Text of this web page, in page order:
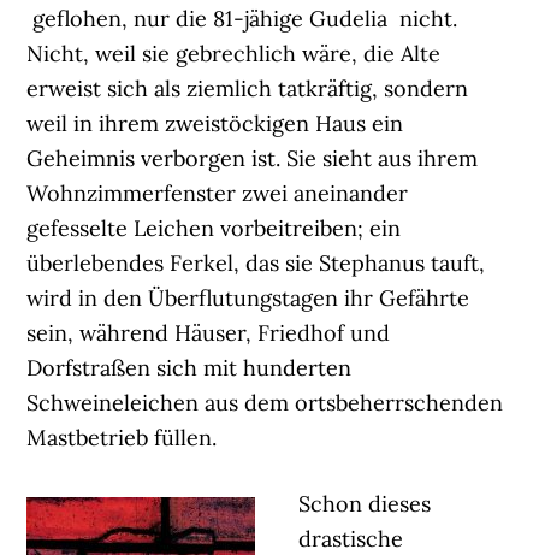
geflohen, nur die 81-jähige Gudelia nicht.
Nicht, weil sie gebrechlich wäre, die Alte
erweist sich als ziemlich tatkräftig, sondern
weil in ihrem zweistöckigen Haus ein
Geheimnis verborgen ist. Sie sieht aus ihrem
Wohnzimmerfenster zwei aneinander
gefesselte Leichen vorbeitreiben; ein
überlebendes Ferkel, das sie Stephanus tauft,
wird in den Überflutungstagen ihr Gefährte
sein, während Häuser, Friedhof und
Dorfstraßen sich mit hunderten
Schweineleichen aus dem ortsbeherrschenden
Mastbetrieb füllen.
Schon dieses
drastische